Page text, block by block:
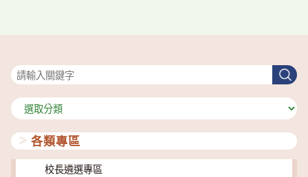
搜
尋
分
類
各類專區
校長遴選專區